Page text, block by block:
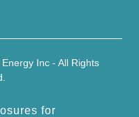
Inc - All Rights
for